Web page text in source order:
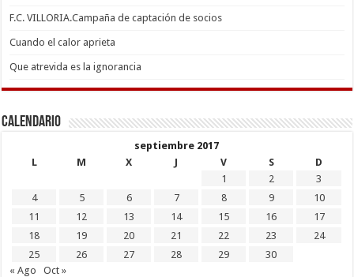
F.C. VILLORIA.Campaña de captación de socios
Cuando el calor aprieta
Que atrevida es la ignorancia
Calendario
septiembre 2017
L
M X J V S
D
1
2
3
4
5 6 7 8 9
10
11
12 13 14 15 16
17
18
19 20 21 22 23
24
25
26 27 28 29
30
« Ago
Oct »